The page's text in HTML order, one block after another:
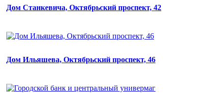
Дом Станкевича, Октябрьский проспект, 42
Дом Ильяшева, Октябрьский проспект, 46